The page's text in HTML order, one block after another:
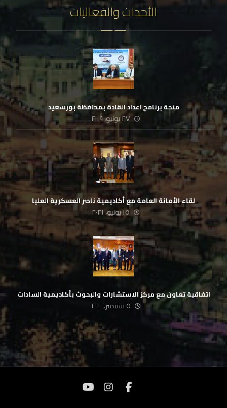
الأحداث والفعاليات
منحة برنامج اعداد القادة بمحافظة بورسعيد
٢٧ يونيو، ٢٠١٩
لقاء الأمانة العامة مع أكاديمية ناصر العسكرية العليا
١٥ يونيو، ٢٠٢١
اتفاقية تعاون مع مركز الاستشارات والبحوث بأكاديمية السادات
٥ سبتمبر، ٢٠٢٠